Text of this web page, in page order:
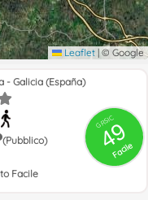
Leaflet | © Google
GRSIC
49
Facile
- Galicia (España)
(Pubblico)
Facile